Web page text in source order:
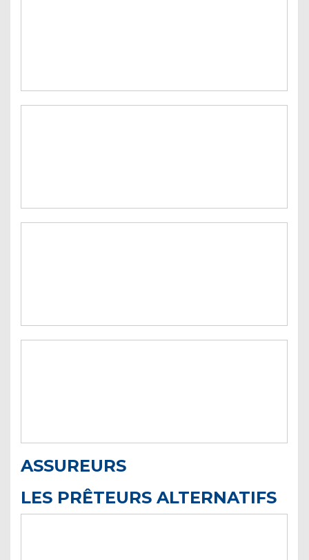
ASSUREURS
LES PRÊTEURS ALTERNATIFS